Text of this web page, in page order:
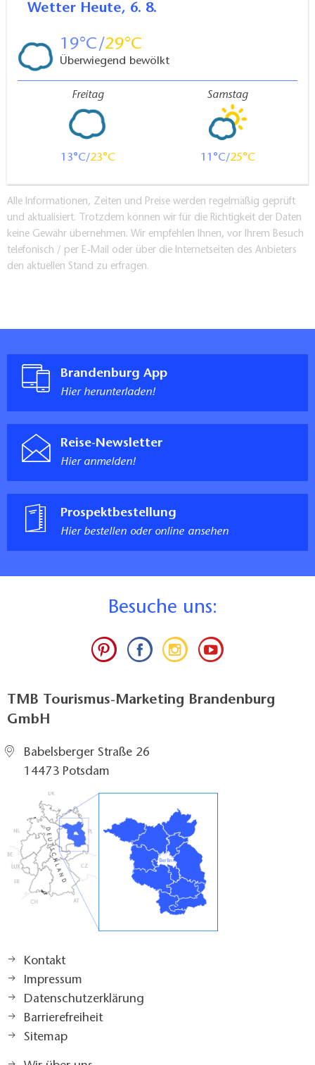
Wetter Heute, 6. 8.
19 29
Überwiegend bewölkt
Freitag
13 23
Samstag
11 25
Alle Informationen, Zeiten und Preise werden regelmäßig geprüft
und aktualisiert. Trotzdem können wir für die Richtigkeit der Daten
keine Gewähr übernehmen. Wir empfehlen Ihnen, vor Ihrem Besuch
telefonisch / per E-Mail oder über die Internetseiten des Anbieters
den aktuellen Stand zu erfragen.
Brandenburg App
Hier herunterladen!
Reise-Newsletter
Hier anmelden!
Prospektbestellung
Hier bestellen oder online ansehen
Besuche uns:
TMB Tourismus-Marketing Brandenburg
GmbH
Babelsberger Straße 26
14473 Potsdam
Kontakt
Impressum
Datenschutzerklärung
Barrierefreiheit
Sitemap